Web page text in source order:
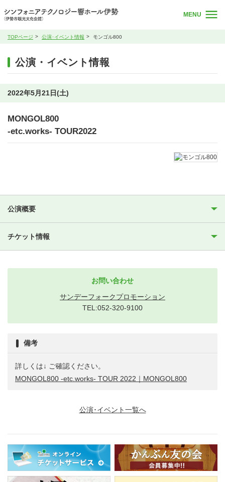
MENU
TOPページ 公演･イベント情報 モンゴル800
公演・イベント情報
2022年5月21日(土)
MONGOL800
-etc.works- TOUR2022
公演概要
チケット情報
お問い合わせ
サンデーフォークプロモーション
TEL:052-320-9100
備考
詳しくは↓ ご確認ください。
MONGOL800 -etc.works- TOUR 2022｜MONGOL800
公演･イベント一覧へ